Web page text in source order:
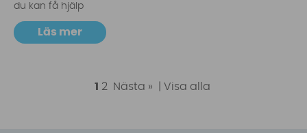
du kan få hjälp
Läs mer
1 2 Nästa » Visa alla